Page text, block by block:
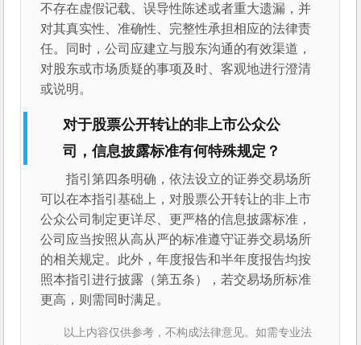
不存在虚假记载、误导性陈述或者重大遗漏，并
对其真实性、准确性、完整性承担相应的法律责
任。同时，公司应建立与股东沟通的有效渠道，
对股东或市场质疑的事项及时、客观地进行澄清
或说明。
对于股票公开转让的非上市公众公
司，信息披露标准有何特殊规定？
指引第四条明确，依法设立的证券交易场所
可以在本指引基础上，对股票公开转让的非上市
公众公司制定更详尽、更严格的信息披露标准，
公司应当按照从高从严的标准遵守证券交易场所
的相关规定。此外，年度报告和半年度报告均按
照本指引进行披露（第五条），若交易场所标准
更高，则需同时满足。
以上内容仅供参考，不构成法律意见。如需专业法